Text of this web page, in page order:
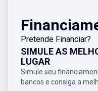
Pretende Financiar?
SIMULE AS
LUGAR
Simule seu
bancos e consiga a